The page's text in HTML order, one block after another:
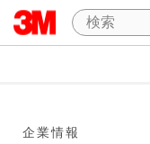
企業情報